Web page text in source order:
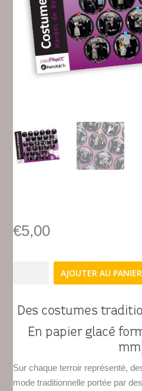
€5,00
costumes
Bretagne
AJOUTER AU PANIER
Des costumes
En papier glacé
Sur chaque terroir représenté,
mode traditionnelle portée par